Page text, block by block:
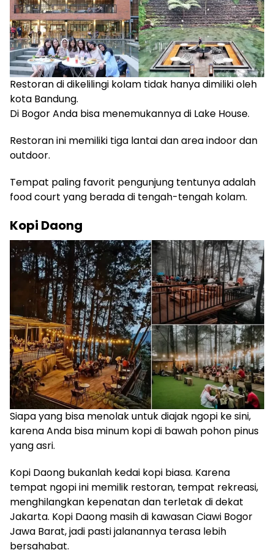
Restoran di dikelilingi kolam tidak hanya dimiliki oleh
kota Bandung.
Di Bogor Anda bisa menemukannya di Lake House.
Restoran ini memiliki tiga lantai dan area indoor dan
outdoor.
Tempat paling favorit pengunjung tentunya adalah
food court yang berada di tengah-tengah kolam.
Kopi Daong
Siapa yang bisa menolak untuk diajak ngopi ke sini,
karena Anda bisa minum kopi di bawah pohon pinus
yang asri.
Kopi Daong bukanlah kedai kopi biasa. Karena
tempat ngopi ini memilik restoran, tempat rekreasi,
menghilangkan kepenatan dan terletak di dekat
Jakarta. Kopi Daong masih di kawasan Ciawi Bogor
Jawa Barat, jadi pasti jalanannya terasa lebih
bersahabat.